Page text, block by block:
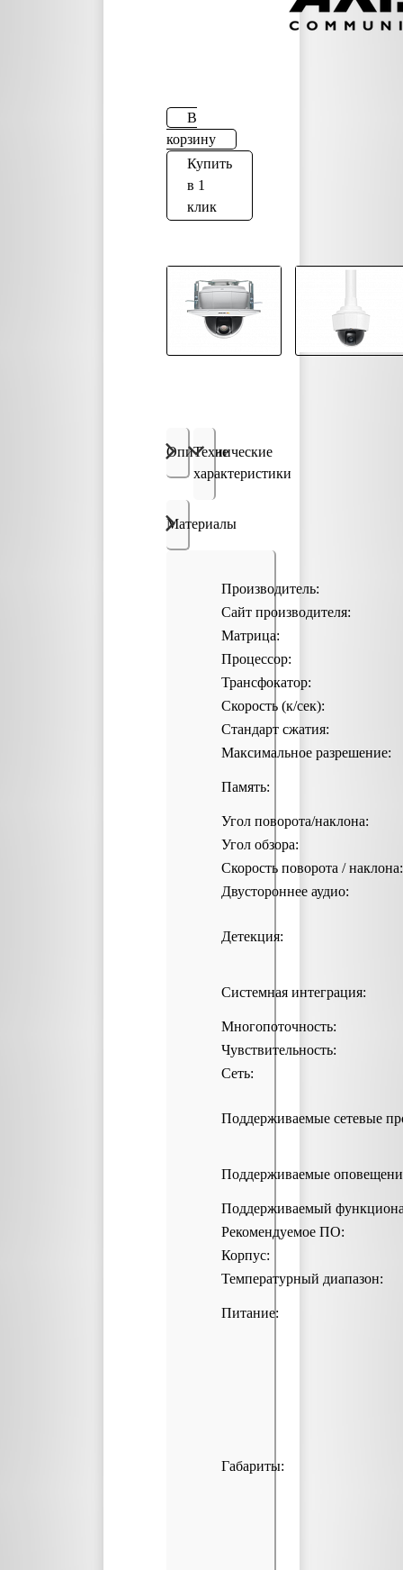
В
корзину
Купить
в 1
клик
Описание
Технические
характеристики
Материалы
Производитель:
Сайт производителя:
Матрица:
Процессор:
Трансфокатор:
Скорость (к/сек):
Стандарт сжатия:
Максимальное разрешение:
Память:
Угол поворота/наклона:
Угол обзора:
Скорость поворота / наклона:
Двустороннее аудио:
Детекция:
Системная интеграция:
Многопоточность:
Чувствительность:
Сеть:
Поддерживаемые сетевые
Поддерживаемые
Поддерживаемый
Рекомендуемое ПО:
Корпус:
Температурный диапазон:
Питание:
Габариты: